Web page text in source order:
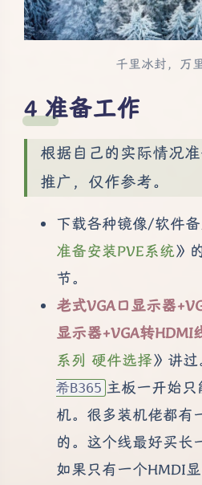
千里冰封，万
准备工作
根据自己的实际情况
推广，仅作参考。
下载各种镜像/软件
准备安装PVE系统》
节。
老式VGA口显示器
显示器+VGA转HDMI
系列 硬件选择》讲
希B365 主板一开始
机。很多装机佬都有
的。这个线最好买长
如果只有一个HMDI